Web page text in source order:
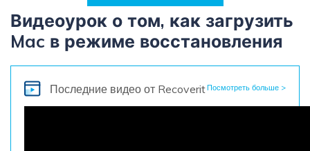
Видеоурок о том, как загрузить
Mac в режиме восстановления
Последние видео от RecoveritПосмотреть больше >